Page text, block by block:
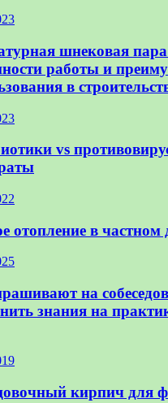
шнековая
работы и
в
vs
отопление в частном
на
знания на
кирпич для